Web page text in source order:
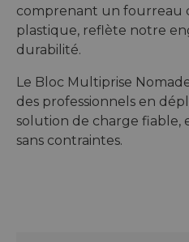
comprenant un fourreau
plastique, reflète notre
durabilité.
Le Bloc Multiprise
des professionnels en
solution de charge fiable,
sans contraintes.